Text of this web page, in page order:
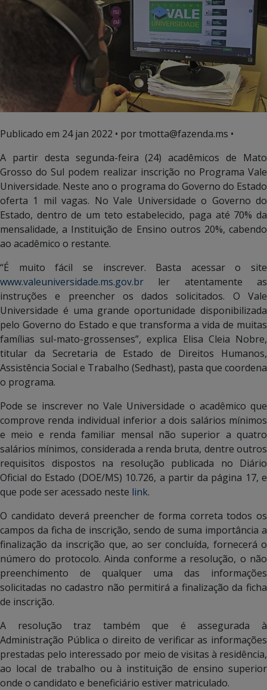
Publicado em 24 jan 2022 • por tmotta@fazenda.ms •
A partir desta segunda-feira (24) acadêmicos de Mato
Grosso do Sul podem realizar inscrição no Programa Vale
Universidade. Neste ano o programa do Governo do Estado
oferta 1 mil vagas. No Vale Universidade o Governo do
Estado, dentro de um teto estabelecido, paga até 70% da
mensalidade, a Instituição de Ensino outros 20%, cabendo
ao acadêmico o restante.
“É muito fácil se inscrever. Basta acessar o site
www.valeuniversidade.ms.gov.br ler atentamente as
instruções e preencher os dados solicitados. O Vale
Universidade é uma grande oportunidade disponibilizada
pelo Governo do Estado e que transforma a vida de muitas
famílias sul-mato-grossenses”, explica Elisa Cleia Nobre,
titular da Secretaria de Estado de Direitos Humanos,
Assistência Social e Trabalho (Sedhast), pasta que coordena
o programa.
Pode se inscrever no Vale Universidade o acadêmico que
comprove renda individual inferior a dois salários mínimos
e meio e renda familiar mensal não superior a quatro
salários mínimos, considerada a renda bruta, dentre outros
requisitos dispostos na resolução publicada no Diário
Oficial do Estado (DOE/MS) 10.726, a partir da página 17, e
que pode ser acessado neste link.
O candidato deverá preencher de forma correta todos os
campos da ficha de inscrição, sendo de suma importância a
finalização da inscrição que, ao ser concluída, fornecerá o
número do protocolo. Ainda conforme a resolução, o não
preenchimento de qualquer uma das informações
solicitadas no cadastro não permitirá a finalização da ficha
de inscrição.
A resolução traz também que é assegurada à
Administração Pública o direito de verificar as informações
prestadas pelo interessado por meio de visitas à residência,
ao local de trabalho ou à instituição de ensino superior
onde o candidato e beneficiário estiver matriculado.